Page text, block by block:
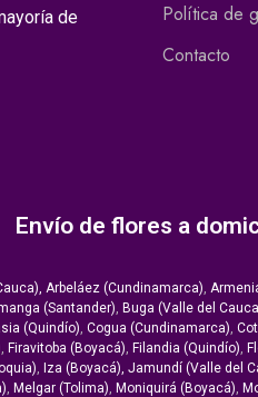
de
Política de
Contacto
Envío de flores a
Arbeláez (Cundinamarca),
(Santander), Buga (Valle del
(Quindío), Cogua (Cundinamarca),
, Firavitoba (Boyacá), Filandia (Quindío),
, Iza (Boyacá), Jamundí (Valle del
, Melgar (Tolima), Moniquirá (Boyacá),